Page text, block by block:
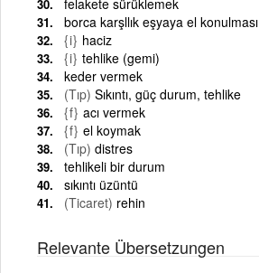
borca karşllık eşyaya el konulması
{i} haciz
{i} tehlike (gemi)
keder vermek
(Tıp) Sıkıntı, güç durum, tehlike
{f} acı vermek
{f} el koymak
(Tıp) distres
tehlikeli bir durum
sıkıntı üzüntü
(Ticaret) rehin
Relevante Übersetzungen